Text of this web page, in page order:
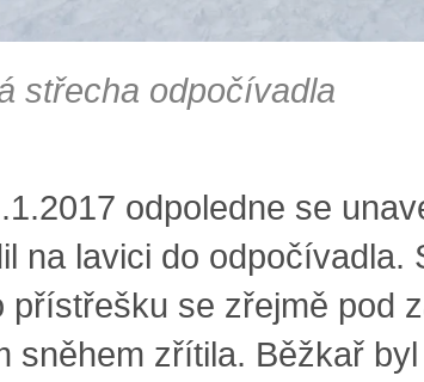
střecha odpočívadla
odpoledne se
na lavici do odpočívadla.
přístřešku se zřejmě pod
sněhem zřítila. Běžkař